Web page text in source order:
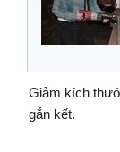
Giảm kích
gắn kết.